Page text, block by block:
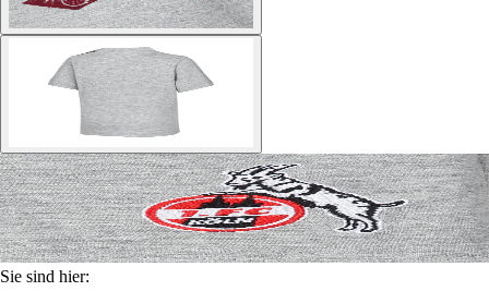
Sie sind hier: